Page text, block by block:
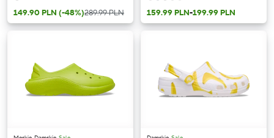
149.90 PLN (-48%)289.99 PLN 159.99 PLN-199.99 PLN